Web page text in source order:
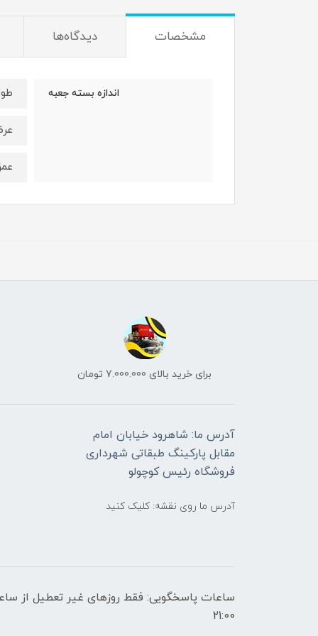
مشخصات دیدگاه‌ها
اندازه بسته جعبه طول :
عرض:
عمق : 4
برای خرید بالای 7.000.000 تومان
آدرس ما: شاهرود خیابان امام
مقابل پارکینگ طبقاتی شهرداری
فروشگاه رئیس کوچولو
آدرس ما روی نقشه: کلیک کنید
21:00